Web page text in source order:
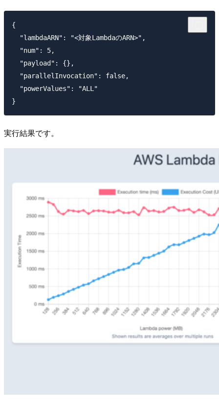
{
  "lambdaARN": "<対象LambdaのARN>",
  "num": 5,
  "payload": {},
  "parallelInvocation": false,
  "powerValues": "ALL"
実行結果です。